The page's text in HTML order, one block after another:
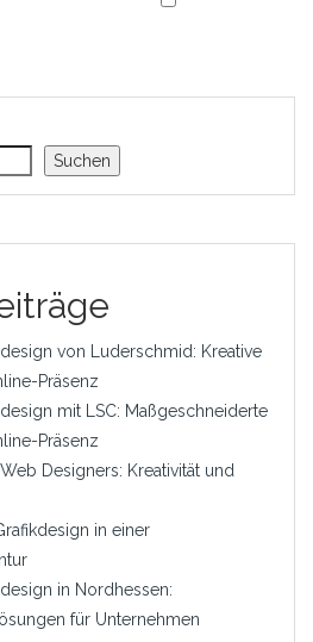
Suchen
von Luderschmid: Kreative
Präsenz
mit LSC: Maßgeschneiderte
Präsenz
Designers: Kreativität und
in einer
in Nordhessen:
für Unternehmen